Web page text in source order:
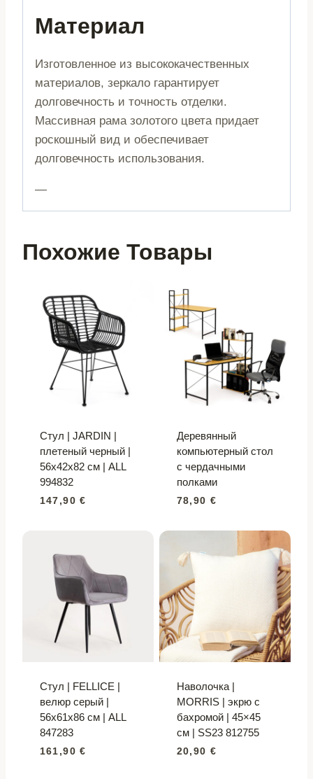
Материал
Изготовленное из высококачественных
материалов, зеркало гарантирует
долговечность и точность отделки.
Массивная рама золотого цвета придает
роскошный вид и обеспечивает
долговечность использования.
—
Похожие Товары
Стул | JARDIN |
плетеный черный |
56x42x82 см | ALL
994832
147,90€
Деревянный
компьютерный стол
с чердачными
полками
78,90 €
Стул | FELLICE |
велюр серый |
56x61x86 см | ALL
847283
161,90€
Наволочка |
MORRIS | экрю с
бахромой | 45×45
см | SS23 812755
20,90 €